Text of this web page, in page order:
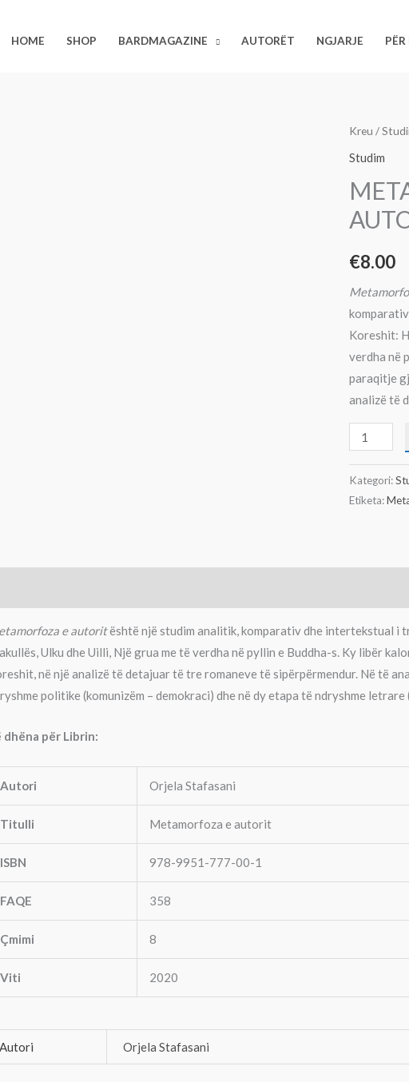
HOME SHOP BARDMAGAZINE AUTORËT NGJARJE PËR
Kreu /
Studim
€8.00
Koreshit:
verdha në
paraqitje
analizë të
Sasi
AUTORIT
Kategori:
Etiketa:
e autoritështë një studim analitik, komparativ dhe intertekstual i
Ulku dhe Uilli, Një grua me të verdha në pyllin e Buddha-s. Ky libër
në një analizë të detajuar të tre romaneve të sipërpërmendur. Në të
politike (komunizëm – demokraci) dhe në dy etapa të ndryshme
dhëna për Librin:
Autori Orjela Stafasani
Titulli Metamorfoza e autorit
ISBN 978-9951-777-00-1
FAQE 358
Çmimi 8
Viti 2020
Orjela Stafasani